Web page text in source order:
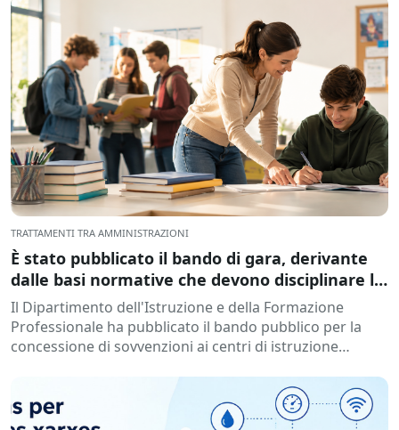
TRATTAMENTI TRA AMMINISTRAZIONI
È stato pubblicato il bando di gara, derivante
dalle basi normative che devono disciplinare la
concessione di sovvenzioni agli istituti di
istruzione, per lo sviluppo di programmi di
formazione e inserimento, durante l'anno
Il Dipartimento dell'Istruzione e della Formazione
Professionale ha pubblicato il bando pubblico per la
concessione di sovvenzioni ai centri di istruzione